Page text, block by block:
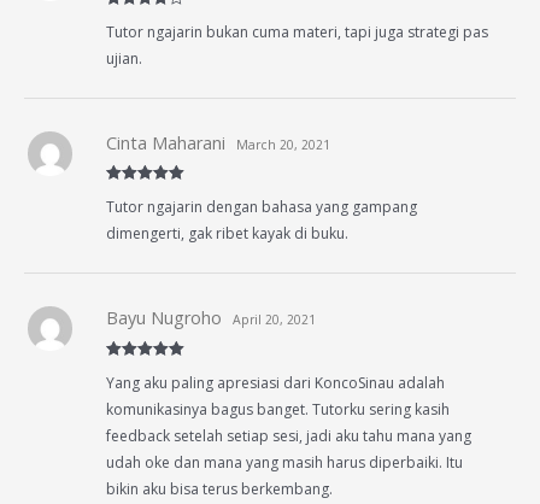
out of 5
Tutor ngajarin bukan cuma materi, tapi juga strategi pas
ujian.
of 5
Cinta Maharani March 20, 2021
Tutor ngajarin dengan bahasa yang gampang
dimengerti, gak ribet kayak di buku.
of 5
Bayu Nugroho April 20, 2021
Yang aku paling apresiasi dari KoncoSinau adalah
komunikasinya bagus banget. Tutorku sering kasih
feedback setelah setiap sesi, jadi aku tahu mana yang
udah oke dan mana yang masih harus diperbaiki. Itu
bikin aku bisa terus berkembang.